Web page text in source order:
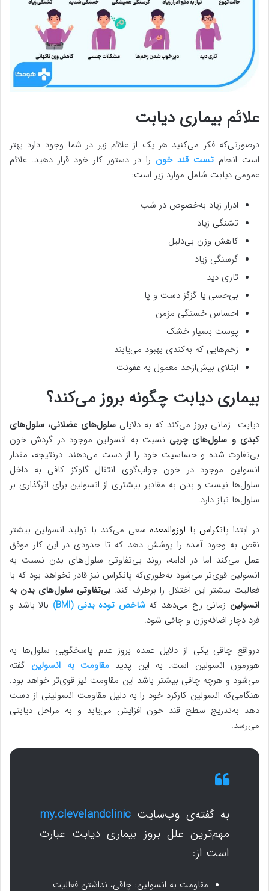
علائم بیماری دیابت
درصورتی‌که فکر می‌کنید هر یک از علائم زیر در شما وجود دارد بهتر
است انجام تست قند خون را در دستور کار خود قرار دهید. علائم
عمومی دیابت شامل موارد زیر است:
ادرار زیاد به‌خصوص در شب
تشنگی زیاد
کاهش وزن بی‌دلیل
گرسنگی زیاد
تاری دید
بی‌حسی یا گزگز دست و پا
احساس خستگی مزمن
پوست بسیار خشک
زخم‌هایی که به‌کندی بهبود می‌یابند
ابتلای بیش‌ازحد معمول به عفونت
بیماری دیابت چگونه بروز می‌کند؟
دیابت زمانی بروز می‌کند که به دلایلی سلول‌های عضلانی، سلول‌های
کبدی و سلول‌های چربی نسبت به انسولین موجود در گردش خون
بی‌تفاوت شده و حساسیت خود را از دست می‌دهند. درنتیجه، مقدار
انسولین موجود در خون جواب‌گوی انتقال گلوکز کافی به داخل
سلول‌ها نیست و بدن به مقادیر بیشتری از انسولین برای اثرگذاری بر
سلول‌ها نیاز دارد.
در ابتدا پانکراس یا لوزوالمعده سعی می‌کند با تولید انسولین بیشتر
نقص به وجود آمده را پوشش دهد که تا حدودی در این کار موفق
عمل می‌کند اما در ادامه، روند بی‌تفاوتی سلول‌های بدن نسبت به
انسولین قوی‌تر می‌شود به‌طوری‌که پانکراس نیز قادر نخواهد بود که با
فعالیت بیشتر این اختلال را برطرف کند. بی‌تفاوتی سلول‌های بدن به
انسولین زمانی رخ می‌دهد کهشاخص توده بدنی(BMI)
بالا باشد و
فرد دچار اضافه‌وزن و چاقی شود.
درواقع چاقی یکی از دلایل عمده بروز عدم پاسخگویی سلول‌ها به
هورمون انسولین است. به این پدید مقاومت به انسولین گفته
می‌شود و هرچه چاقی بیشتر باشد این مقاومت نیز قوی‌تر خواهد بود.
هنگامی‌که انسولین کارکرد خود را به دلیل مقاومت انسولینی از دست
دهد به‌تدریج سطح قند خون افزایش می‌یابد و به مراحل دیابتی
می‌رسد.
به گفته‌ی وب‌سایت my.clevelandclinic
مهم‌ترین علل بروز بیماری دیابت عبارت
است از:
مقاومت به انسولین: چاقی، نداشتن فعالیت